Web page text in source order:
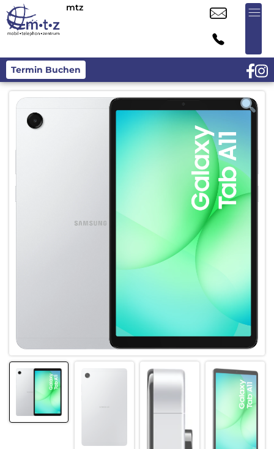
mtz
Termin Buchen